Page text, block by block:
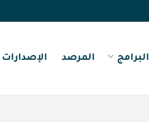
البرامج المرصد الإصدارات